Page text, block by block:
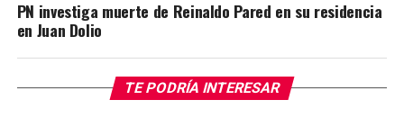
PN investiga muerte de Reinaldo Pared en su residencia
en Juan Dolio
TE PODRÍA INTERESAR